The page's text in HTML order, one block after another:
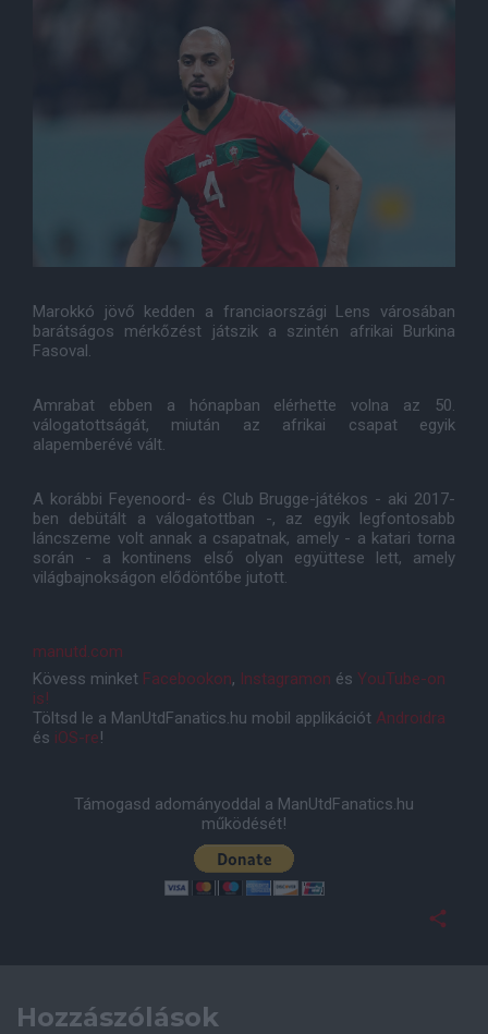
Marokkó jövő kedden a franciaországi Lens városában
barátságos mérkőzést játszik a szintén afrikai Burkina
Fasoval.
Amrabat ebben a hónapban elérhette volna az 50.
válogatottságát, miután az afrikai csapat egyik
alapemberévé vált.
A korábbi Feyenoord- és Club Brugge-játékos - aki 2017-
ben debütált a válogatottban -, az egyik legfontosabb
láncszeme volt annak a csapatnak, amely - a katari torna
során - a kontinens első olyan együttese lett, amely
világbajnokságon elődöntőbe jutott.
manutd.com
Kövess minket Facebookon, Instagramon és YouTube-on
is!
Töltsd le a ManUtdFanatics.hu mobil applikációt Androidra
és iOS-re!
Támogasd adományoddal a ManUtdFanatics.hu
működését!
Hozzászólások